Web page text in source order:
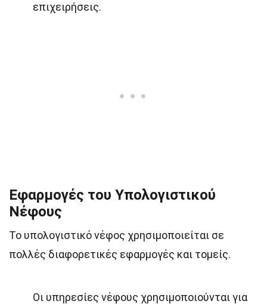
επιχειρήσεις.
Εφαρμογές του Υπολογιστικού
Νέφους
Το υπολογιστικό νέφος χρησιμοποιείται σε
πολλές διαφορετικές εφαρμογές και τομείς.
Οι υπηρεσίες νέφους χρησιμοποιούνται για